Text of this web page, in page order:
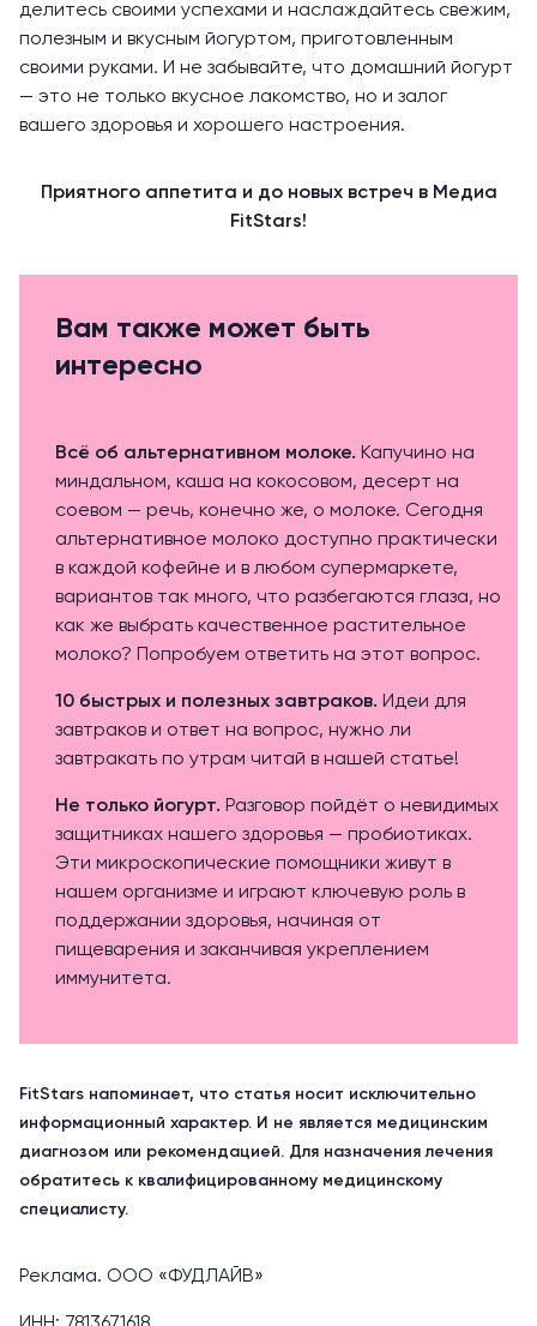
делитесь своими успехами и наслаждайтесь свежим,
полезным и вкусным йогуртом, приготовленным
своими руками. И не забывайте, что домашний йогурт
— это не только вкусное лакомство, но и залог
вашего здоровья и хорошего настроения.
Приятного аппетита и до новых встреч в Медиа
FitStars!
Вам также может быть
интересно
Всё об альтернативном молоке. Капучино на
миндальном, каша на кокосовом, десерт на
соевом — речь, конечно же, о молоке. Сегодня
альтернативное молоко доступно практически
в каждой кофейне и в любом супермаркете,
вариантов так много, что разбегаются глаза, но
как же выбрать качественное растительное
молоко? Попробуем ответить на этот вопрос.
10 быстрых и полезных завтраков. Идеи для
завтраков и ответ на вопрос, нужно ли
завтракать по утрам читай в нашей статье!
Не только йогурт. Разговор пойдёт о невидимых
защитниках нашего здоровья — пробиотиках.
Эти микроскопические помощники живут в
нашем организме и играют ключевую роль в
поддержании здоровья, начиная от
пищеварения и заканчивая укреплением
иммунитета.
FitStars напоминает, что статья носит исключительно
информационный характер. И не является медицинским
диагнозом или рекомендацией. Для назначения лечения
обратитесь к квалифицированному медицинскому
специалисту.
Реклама. ООО «ФУДЛАЙВ»